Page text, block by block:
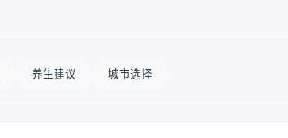
养生建议 城市选择